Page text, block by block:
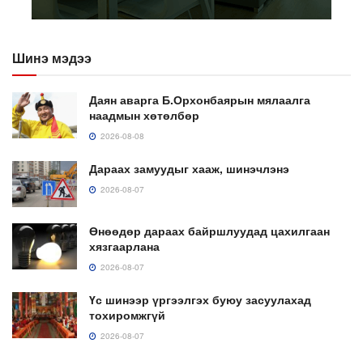
Шинэ мэдээ
Даян аварга Б.Орхонбаярын мялаалга
наадмын хөтөлбөр
2026-08-08
Дараах замуудыг хааж, шинэчлэнэ
2026-08-07
Өнөөдөр дараах байршлуудад цахилгаан
хязгаарлана
2026-08-07
Үс шинээр үргээлгэх буюу засуулахад
тохиромжгүй
2026-08-07